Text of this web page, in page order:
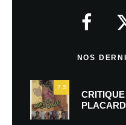
NOS
7.5
PLACARD